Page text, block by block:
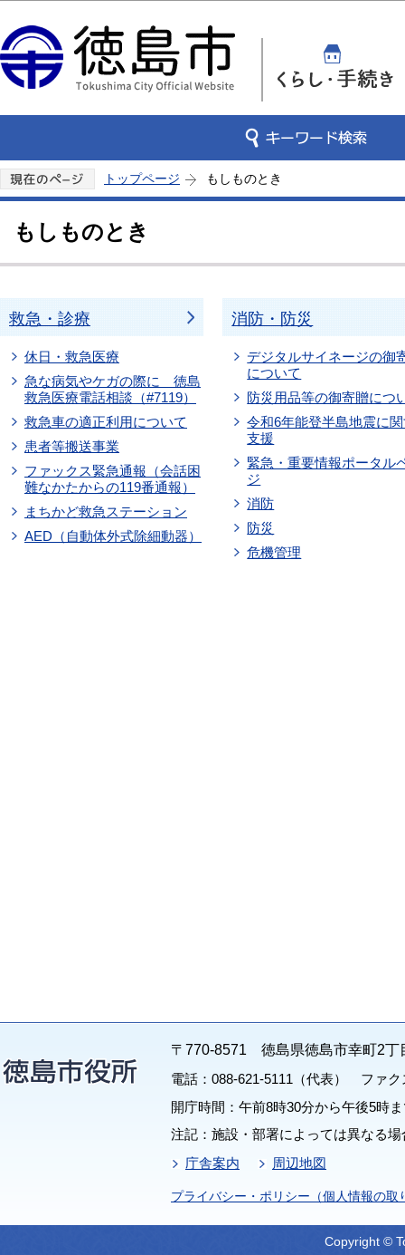
トップページ もしものとき
もしものとき
救急・診療
休日・救急医療
急な病気やケガの際に 徳島
救急医療電話相談（#7119）
救急車の適正利用について
患者等搬送事業
ファックス緊急通報（会話困
難なかたからの119番通報）
まちかど救急ステーション
AED（自動体外式除細動器）
消防・防災
デジタルサイネージの御
について
防災用品等の御寄贈につ
令和6年能登半島地震に
支援
緊急・重要情報ポータル
ジ
消防
防災
危機管理
〒770-8571 徳島県徳島市幸町2丁
電話：088-621-5111（代表） ファク
開庁時間：午前8時30分から午後5時
注記：施設・部署によっては異なる
庁舎案内
周辺地図
プライバシー・ポリシー（個人情報の取
Copyright ©